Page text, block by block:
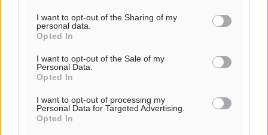
I want to opt-out of the Sharing of my
personal data.
Opted In
I want to opt-out of the Sale of my
Personal Data.
Opted In
I want to opt-out of processing my
Personal Data for Targeted Advertising.
Opted In
Έφυγε από τη ζωή ο επί σειρά ετών εφημέριος στον
Καψάλης
Τοπικές Ειδήσεις